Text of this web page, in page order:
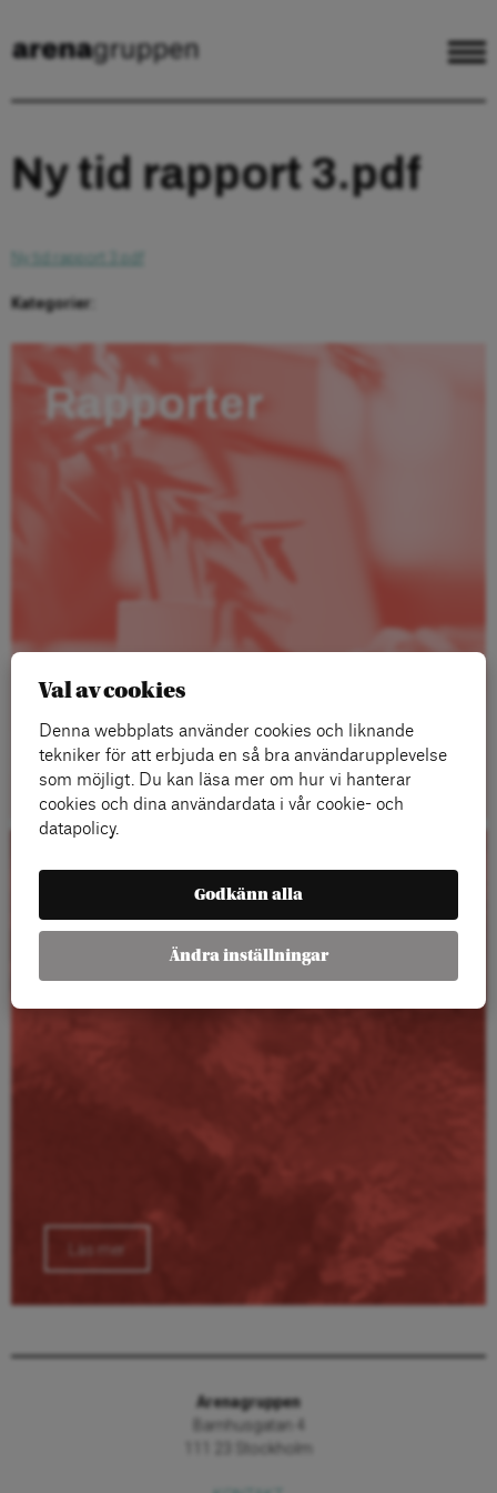
Ny tid rapport 3.pdf
Ny tid rapport 3.pdf
Kategorier:
Rapporter
Läs mer
Kalender
Läs mer
Arenagruppen
Barnhusgatan 4
111 23 Stockholm
Val av cookies
Denna webbplats använder cookies och liknande
tekniker för att erbjuda en så bra användarupplevelse
som möjligt. Du kan läsa mer om hur vi hanterar
cookies och dina användardata i vår cookie- och
datapolicy.
Godkänn alla
Ändra inställningar